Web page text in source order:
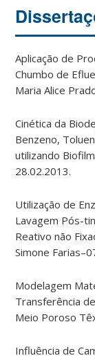
Aplicação de
Chumbo de
Maria Alice
Cinética da
Benzeno,
utilizando
28.02.2013.
Utilização de
Lavagem Pós-
Reativo não
Simone
Modelagem
Transferência
Meio Poroso
Influência de